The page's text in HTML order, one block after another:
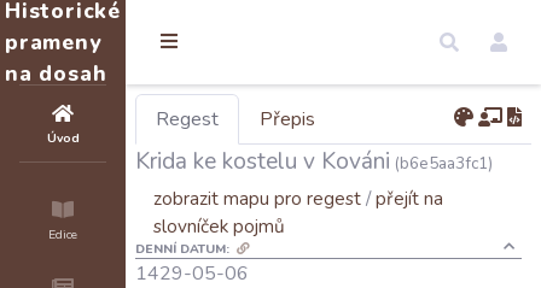
Historické
prameny
na dosah
Úvod
Edice
Regest Přepis
Krida ke kostelu v Kováni (b6e5aa3fc1)
zobrazit mapu pro regest/přejít na
slovníček pojmů
DENNÍ DATUM:
1429-05-06